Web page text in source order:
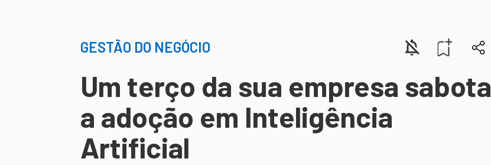
GESTÃO DO NEGÓCIO
Um terço da sua empresa sabota
a adoção em Inteligência
Artificial